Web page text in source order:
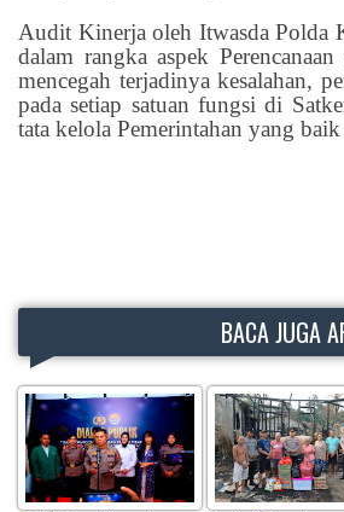
Audit Kinerja oleh Itwasda Polda
dalam rangka aspek
mencegah terjadinya kesalahan,
pada setiap satuan fungsi di
tata kelola Pemerintahan yang
BACA JUGA